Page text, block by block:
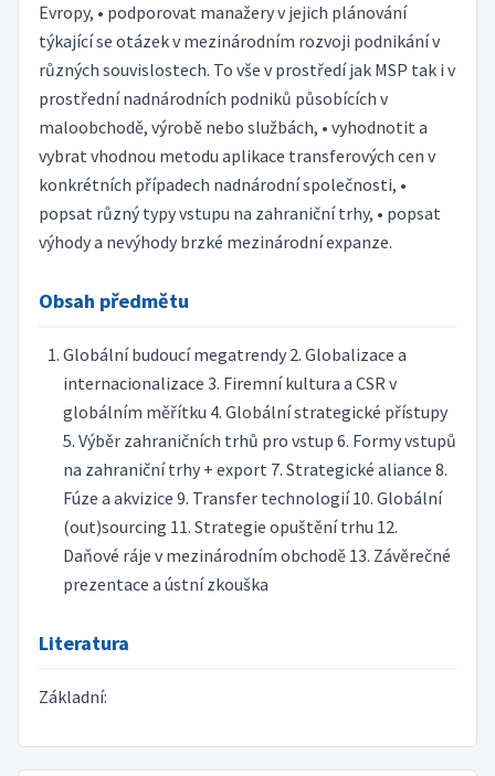
Evropy, • podporovat manažery v jejich plánování
týkající se otázek v mezinárodním rozvoji podnikání v
různých souvislostech. To vše v prostředí jak MSP tak i v
prostřední nadnárodních podniků působících v
maloobchodě, výrobě nebo službách, • vyhodnotit a
vybrat vhodnou metodu aplikace transferových cen v
konkrétních případech nadnárodní společnosti, •
popsat různý typy vstupu na zahraniční trhy, • popsat
výhody a nevýhody brzké mezinárodní expanze.
Obsah předmětu
Globální budoucí megatrendy 2. Globalizace a
internacionalizace 3. Firemní kultura a CSR v
globálním měřítku 4. Globální strategické přístupy
5. Výběr zahraničních trhů pro vstup 6. Formy vstupů
na zahraniční trhy + export 7. Strategické aliance 8.
Fúze a akvizice 9. Transfer technologií 10. Globální
(out)sourcing 11. Strategie opuštění trhu 12.
Daňové ráje v mezinárodním obchodě 13. Závěrečné
prezentace a ústní zkouška
Literatura
Základní: